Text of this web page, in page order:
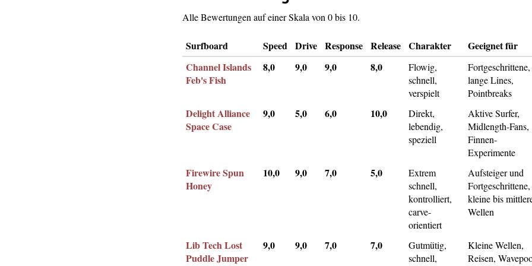
Alle Bewertungen auf einer Skala von 0 bis 10.
Surfboard Speed Drive Response Release Charakter
Geeignet für
Channel Islands
Feb's Fish
8,0 9,0 9,0 8,0
Flowig,
schnell,
verspielt
Fortgeschrittene,
lange Lines,
Pointbreaks
Delight Alliance
Space Case
9,0 5,0 6,0 10,0
Direkt,
lebendig,
speziell
Aktive Surfer,
Midlength-Fans,
Finnen-
Experimente
Firewire Spun
Honey
10,0 9,0 7,0 5,0
Extrem
schnell,
kontrolliert,
carve-
orientiert
Aufsteiger und
Fortgeschrittene,
kleine bis
Wellen
Lib Tech Lost
Puddle Jumper
9,0 9,0 7,0 7,0
Gutmütig,
schnell,
Kleine Wellen,
Reisen,